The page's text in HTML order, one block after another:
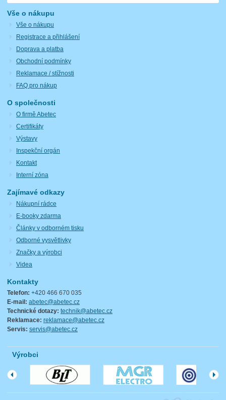
Vše o nákupu
Vše o nákupu
Registrace a přihlášení
Doprava a platba
Obchodní podmínky
Reklamace / stížnosti
FAQ pro nákup
O společnosti
O firmě Abetec
Certifikáty
Výstavy
Inspekční orgán
Kontakt
Interní zóna
Zajímavé odkazy
Nákupní rádce
E-booky zdarma
Články v odborném tisku
Odborné vysvětlivky
Značky a výrobci
Videa
Kontakty
Telefon: +420 466 670 035
E-mail: abetec@abetec.cz
Technické dotazy: technik@abetec.cz
Reklamace: reklamace@abetec.cz
Servis: servis@abetec.cz
Výrobci